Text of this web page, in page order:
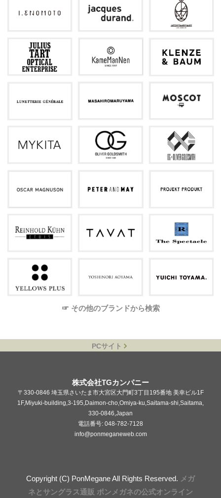
☞ その他のブランドから検索
PCサイト
株式会社TGカンパニー
〒330-0846 埼玉県さいたま市大宮区大門町3丁目195番地 美幸ビル1F
1F,Miyuki-building,3-195,Daimon-cho,Omiya-ku,Saitama-shi,Saitama,
330-0846,Japan
電話番号: 048-782-7128
info@ponmeganeweb.com
Copyright (C) PonMegane All Rights Reserved. メガ
ネとサングラス通販 ポンメガネの公式オンライン